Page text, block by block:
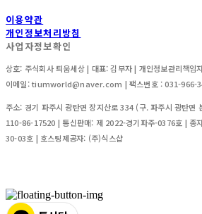
이용약관
개인정보처리방침
사업자정보확인
상호: 주식회사 틔움세상 | 대표: 김부자 | 개인정보관리책
이메일: tiumworld@naver.com | 팩스번호 : 031-966-
주소: 경기 파주시 광탄면 장지산로 334 (구. 파주시 광탄면
110-86-17520 | 통신판매: 제 2022-경기파주-0376호 | 종
30-03호 | 호스팅제공자: (주)식스샵